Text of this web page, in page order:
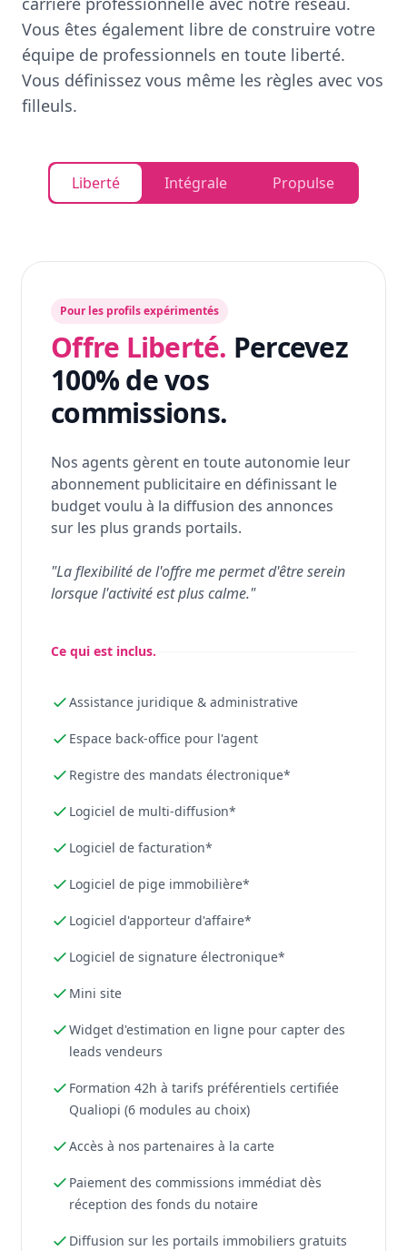
Vous êtes également libre de construire votre
équipe de professionnels en toute liberté.
Vous définissez vous même les règles avec vos
filleuls.
Liberté Intégrale Propulse
Pour les profils expérimentés
Offre Liberté. Percevez
100% de vos
commissions.
Nos agents gèrent en toute autonomie leur
abonnement publicitaire en définissant le
budget voulu à la diffusion des annonces
sur les plus grands portails.
"La flexibilité de l'offre me permet d'être serein
lorsque l'activité est plus calme."
Ce qui est inclus.
Assistance juridique & administrative
Espace back-office pour l'agent
Registre des mandats électronique*
Logiciel de multi-diffusion*
Logiciel de facturation*
Logiciel de pige immobilière*
Logiciel d'apporteur d'affaire*
Logiciel de signature électronique*
Mini site
Widget d'estimation en ligne pour capter des
leads vendeurs
Formation 42h à tarifs préférentiels certifiée
Qualiopi (6 modules au choix)
Accès à nos partenaires à la carte
Paiement des commissions immédiat dès
réception des fonds du notaire
Diffusion sur les portails immobiliers gratuits